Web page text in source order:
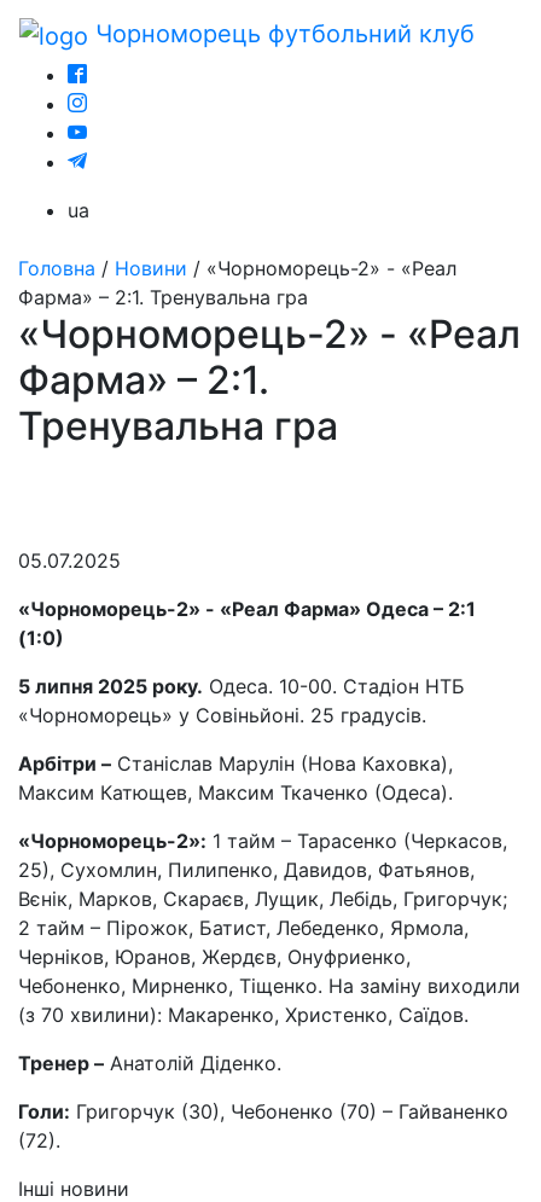
Чорноморець футбольний клуб
ua
Головна / Новини / «Чорноморець-2» - «Реал
Фарма» – 2:1. Тренувальна гра
«Чорноморець-2» - «Реал
Фарма» – 2:1.
Тренувальна гра
05.07.2025
«Чорноморець-2» - «Реал Фарма» Одеса – 2:1
(1:0)
5 липня 2025 року. Одеса. 10-00. Стадіон НТБ
«Чорноморець» у Совіньйоні. 25 градусів.
Арбітри – Станіслав Марулін (Нова Каховка),
Максим Катющев, Максим Ткаченко (Одеса).
«Чорноморець-2»: 1 тайм – Тарасенко (Черкасов,
25), Сухомлин, Пилипенко, Давидов, Фатьянов,
Вєнік, Марков, Скараєв, Лущик, Лебідь, Григорчук;
2 тайм – Пірожок, Батист, Лебеденко, Ярмола,
Черніков, Юранов, Жердєв, Онуфриенко,
Чебоненко, Мирненко, Тіщенко. На заміну виходили
(з 70 хвилини): Макаренко, Христенко, Саїдов.
Тренер – Анатолій Діденко.
Голи: Григорчук (30), Чебоненко (70) – Гайваненко
(72).
Інші новини